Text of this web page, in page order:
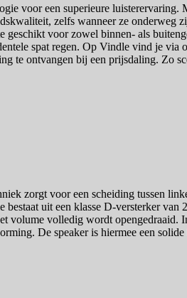
voor een superieure luisterervaring.
zelfs wanneer ze onderweg
voor zowel binnen- als
spat regen. Op Vindle vind je via
te ontvangen bij een prijsdaling. Zo
zorgt voor een scheiding tussen
uit een klasse D-versterker
volume volledig wordt opengedraaid.
De speaker is hiermee een